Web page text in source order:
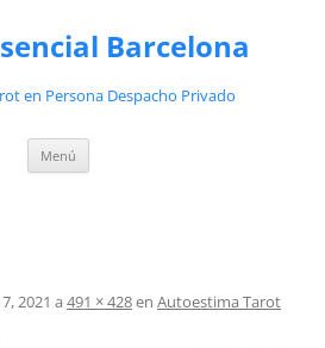
Barcelona
en Persona Despacho Privado
Menú
2021 a 491 × 428en Autoestima Tarot